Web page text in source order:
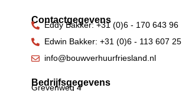
e
b
o
o
w
i
t
t
Contactgegevens
Eddy Bakker: +31 (0)6 - 170 643 96
Edwin Bakker: +31 (0)6 - 113 607 25
info@bouwverhuurfriesland.nl
Bedrijfsgegevens
Grevenweg 4